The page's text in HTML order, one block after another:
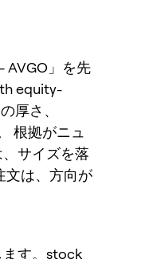
AVGO」を先
equity-
厚さ、
根拠がニュ
サイズを落
文は、方向が
ます。stock